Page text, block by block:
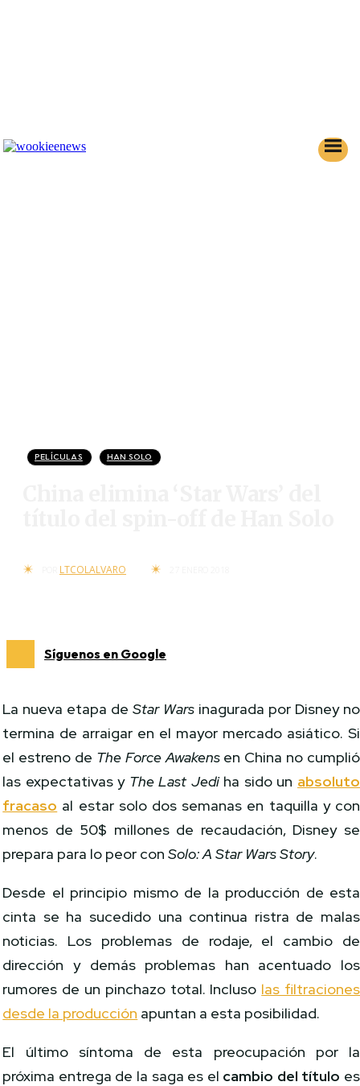
PELÍCULAS HAN SOLO
LTCOLALVARO
Síguenos en Google
La nueva etapa deStar Wars inagurada por Disney no
termina de arraigar en el mayor mercado asiático. Si
el estreno de The Force Awakensen China no cumplió
las expectativas y The Last Jediha sido un absoluto
fracaso al estar solo dos semanas en taquilla y con
menos de 50$ millones de recaudación, Disney se
prepara para lo peor conSolo: A Star Wars Story.
Desde el principio mismo de la producción de esta
cinta se ha sucedido una continua ristra de malas
noticias. Los problemas de rodaje, el cambio de
dirección y demás problemas han acentuado los
rumores de un pinchazo total. Incluso las filtraciones
desde la producción apuntan a esta posibilidad.
El último síntoma de esta preocupación por la
próxima entrega de la saga es el cambio del título es